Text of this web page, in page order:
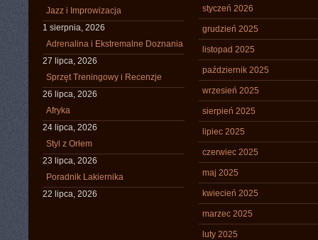
Jazz i Improwizacja
1 sierpnia, 2026
Adrenalina i Ekstremalne Doznania
27 lipca, 2026
Sprzęt Treningowy i Recenzje
26 lipca, 2026
Afryka
24 lipca, 2026
Styl z Orłem
23 lipca, 2026
Poradnik Lakiernika
22 lipca, 2026
styczeń 2026
grudzień 2025
listopad 2025
październik 2025
wrzesień 2025
sierpień 2025
lipiec 2025
czerwiec 2025
maj 2025
kwiecień 2025
marzec 2025
luty 2025